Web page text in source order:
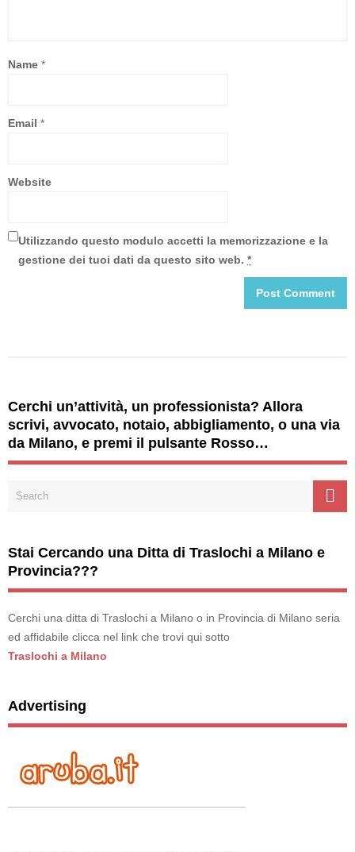
Name *
Email *
Website
Utilizzando questo modulo accetti la memorizzazione e la
gestione dei tuoi dati da questo sito web. *
Cerchi un’attività, un professionista? Allora
scrivi, avvocato, notaio, abbigliamento, o una via
da Milano, e premi il pulsante Rosso…
Stai Cercando una Ditta di Traslochi a Milano e
Provincia???
Cerchi una ditta di Traslochi a Milano o in Provincia di Milano seria
ed affidabile clicca nel link che trovi qui sotto
Traslochi a Milano
Advertising